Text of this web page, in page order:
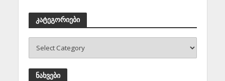
კატეგორიები
ნახვები